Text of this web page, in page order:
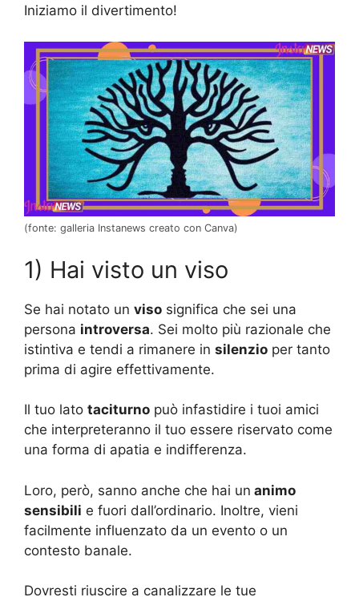
Iniziamo il divertimento!
(fonte: galleria Instanews creato con Canva)
1) Hai visto un viso
Se hai notato un viso significa che sei una
persona introversa. Sei molto più razionale che
istintiva e tendi a rimanere in silenzio per tanto
prima di agire effettivamente.
Il tuo lato taciturno può infastidire i tuoi amici
che interpreteranno il tuo essere riservato come
una forma di apatia e indifferenza.
Loro, però, sanno anche che hai un animo
sensibili e fuori dall’ordinario. Inoltre, vieni
facilmente influenzato da un evento o un
contesto banale.
Dovresti riuscire a canalizzare le tue